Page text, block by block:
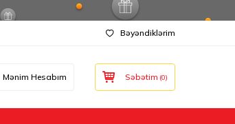
Bəyəndiklərim
Mənim Hesabım Səbətim (0)